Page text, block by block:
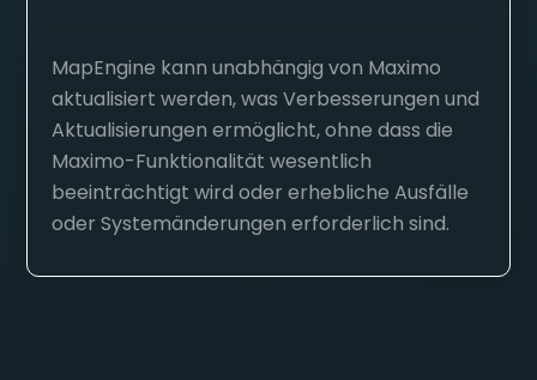
MapEngine kann unabhängig von Maximo
aktualisiert werden, was Verbesserungen und
Aktualisierungen ermöglicht, ohne dass die
Maximo-Funktionalität wesentlich
beeinträchtigt wird oder erhebliche Ausfälle
oder Systemänderungen erforderlich sind.